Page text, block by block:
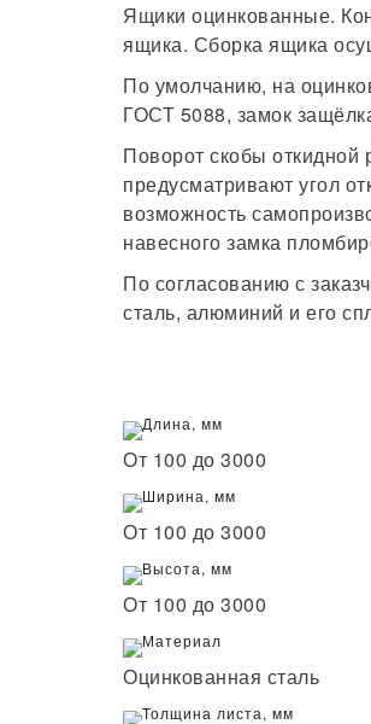
Ящики оцинкованные.
ящика. Сборка ящика
По умолчанию, на
ГОСТ 5088, замок
Поворот скобы откидной
предусматривают угол
возможность
навесного замка
По согласованию с
сталь, алюминий и его
Длина, мм
От 100 до 3000
Ширина, мм
От 100 до 3000
Высота, мм
От 100 до 3000
Материал
Оцинкованная сталь
Толщина листа, мм